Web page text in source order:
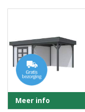
Meer info